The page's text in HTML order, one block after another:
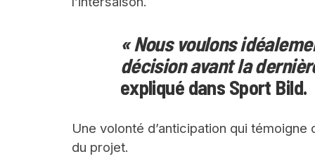
« Nous voulons
décision avant la
expliqué dans Sport Bild.
Une volonté d’anticipation qui
du projet.